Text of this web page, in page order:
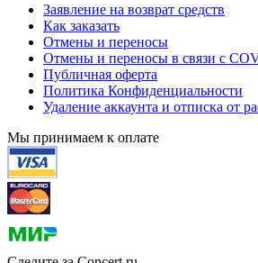
Заявление на возврат средств
Как заказать
Отмены и переносы
Отмены и переносы в связи с
Публичная оферта
Политика Конфиденциальности
Удаление аккаунта и отписка от
Мы принимаем к оплате